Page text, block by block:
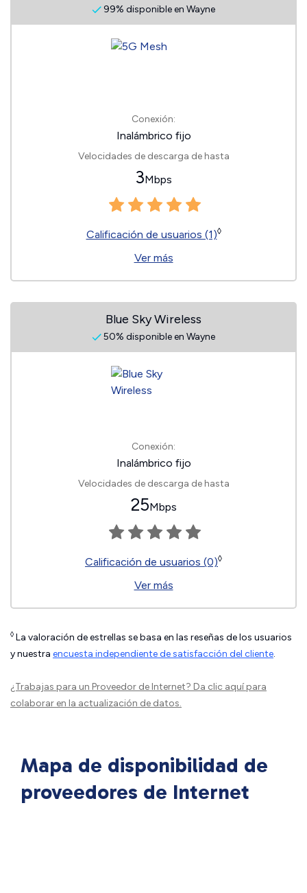
99% disponible en Wayne
Conexión:
Inalámbrico fijo
Velocidades de descarga de hasta
3Mbps
Calificación de usuarios (1)◊
Ver más
Blue Sky Wireless
50% disponible en Wayne
Conexión:
Inalámbrico fijo
Velocidades de descarga de hasta
25Mbps
Calificación de usuarios (0)◊
Ver más
◊ La valoración de estrellas se basa en las reseñas de los usuarios
y nuestra encuesta independiente de satisfacción del cliente.
¿Trabajas para un Proveedor de Internet? Da clic aquípara
colaborar en la actualización de datos.
Mapa de disponibilidad de
proveedores de Internet